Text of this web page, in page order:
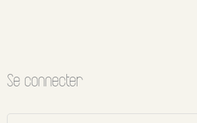
Se connecter